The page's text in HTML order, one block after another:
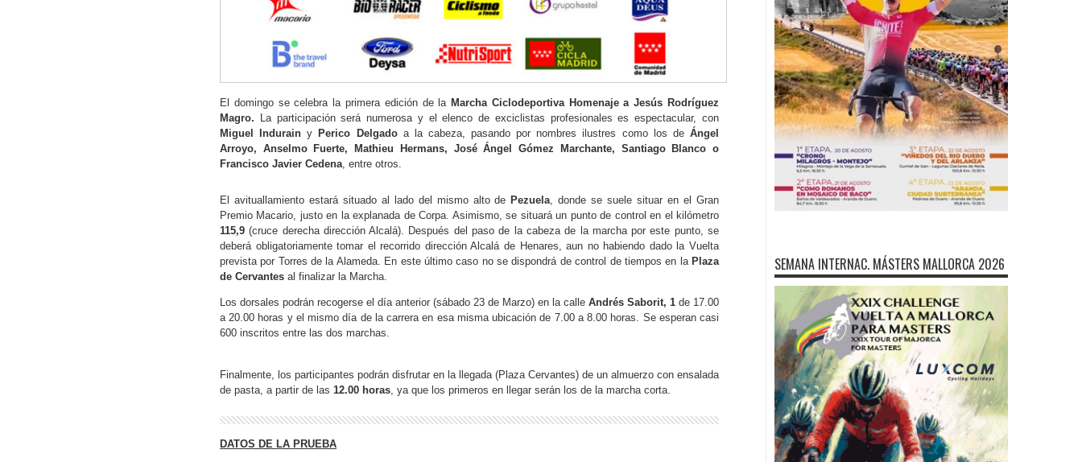
El domingo se celebra la primera edición de la Marcha Ciclodeportiva Homenaje a Jesús Rodríguez
Magro.
La participación será numerosa y el elenco de exciclistas profesionales es espectacular, con
Miguel Indurain y Perico Delgadoa la cabeza, pasando por nombres ilustres como los deÁngel
Arroyo, Anselmo Fuerte, Mathieu Hermans, José Ángel Gómez Marchante, Santiago Blanco o
Francisco Javier Cedena , entre otros.
El avituallamiento estará situado al lado del mismo alto de Pezuela , donde se suele situar en el Gran
Premio Macario, justo en la explanada de Corpa. Asimismo, se situará un punto de control en el kilómetro
115,9 (cruce derecha dirección Alcalá). Después del paso de la cabeza de la marcha por este punto, se
deberá obligatoriamente tomar el recorrido dirección Alcalá de Henares, aun no habiendo dado la Vuelta
prevista por Torres de la Alameda. En este último caso no se dispondrá de control de tiempos en la Plaza
de Cervantes al finalizar la Marcha.
Los dorsales podrán recogerse el día anterior (sábado 23 de Marzo) en la calle Andrés Saborit, 1 de 17.00
a 20.00 horas y el mismo día de la carrera en esa misma ubicación de 7.00 a 8.00 horas. Se esperan casi
600 inscritos entre las dos marchas.
Finalmente, los participantes podrán disfrutar en la llegada (Plaza Cervantes) de un almuerzo con ensalada
de pasta, a partir de las 12.00 horas , ya que los primeros en llegar serán los de la marcha corta.
DATOS DE LA PRUEBA
SEMANA INTERNAC. MÁSTERS MALLORCA 2026